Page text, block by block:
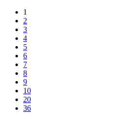
1
2
3
4
5
6
7
8
9
10
20
36